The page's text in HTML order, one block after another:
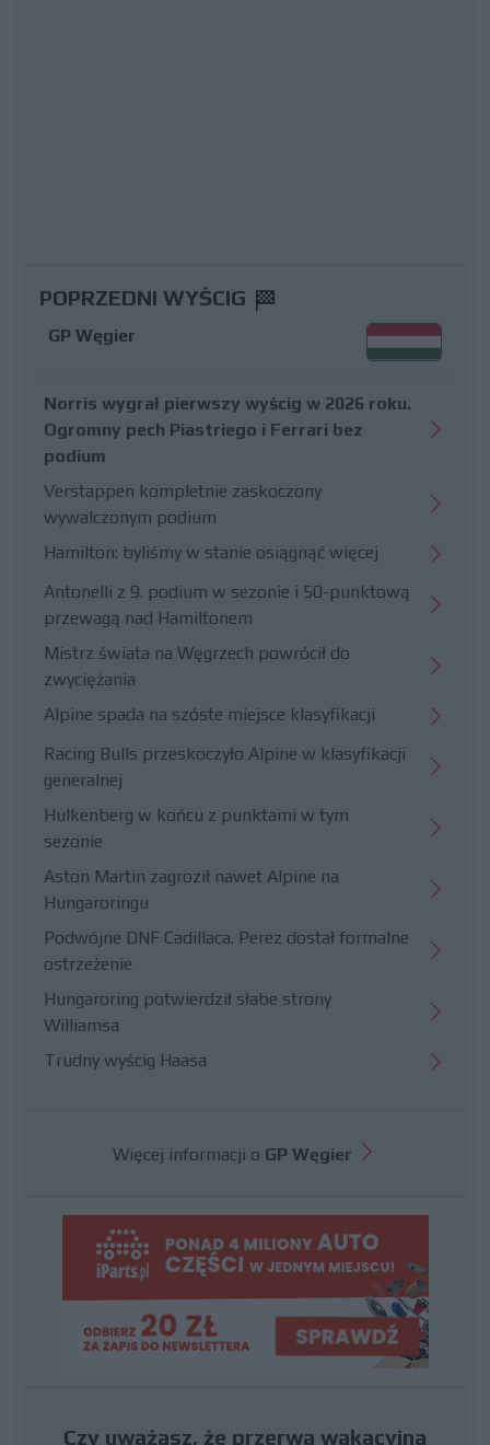
POPRZEDNI WYŚCIG
GP Węgier
Norris wygrał pierwszy wyścig w 2026 roku.
Ogromny pech Piastriego i Ferrari bez
podium
Verstappen kompletnie zaskoczony
wywalczonym podium
Hamilton: byliśmy w stanie osiągnąć więcej
Antonelli z 9. podium w sezonie i 50-punktową
przewagą nad Hamiltonem
Mistrz świata na Węgrzech powrócił do
zwyciężania
Alpine spada na szóste miejsce klasyfikacji
Racing Bulls przeskoczyło Alpine w klasyfikacji
generalnej
Hulkenberg w końcu z punktami w tym
sezonie
Aston Martin zagroził nawet Alpine na
Hungaroringu
Podwójne DNF Cadillaca. Perez dostał formalne
ostrzeżenie
Hungaroring potwierdził słabe strony
Williamsa
Trudny wyścig Haasa
Więcej informacji o GP Węgier
Czy uważasz, że przerwa wakacyjna